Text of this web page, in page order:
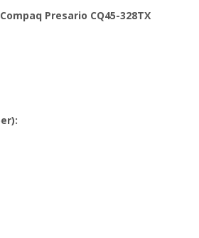
Presario CQ45-328TX